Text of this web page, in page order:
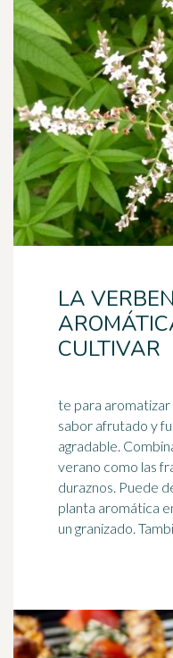
LA
CULTIVAR
te para aromatizar
sabor afrutado y
agradable.
verano como las
duraznos. Puede deslizar algunas hojas de esta
planta aromática